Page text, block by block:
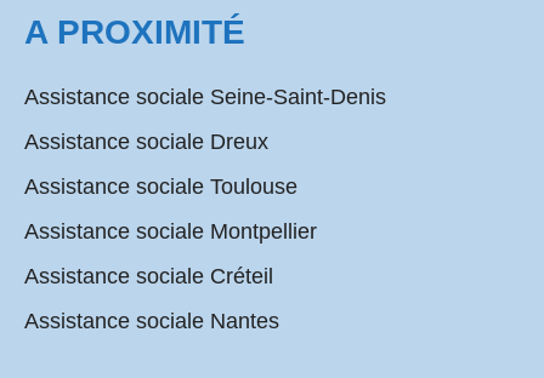
A PROXIMITÉ
Assistance sociale Seine-Saint-Denis
Assistance sociale Dreux
Assistance sociale Toulouse
Assistance sociale Montpellier
Assistance sociale Créteil
Assistance sociale Nantes